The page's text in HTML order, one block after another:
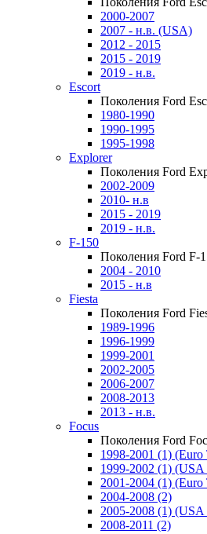
2000-2007
2007 - н.в. (USA)
2012 - 2015
2015 - 2019
2019 - н.в.
Escort
Поколения Ford
1980-1990
1990-1995
1995-1998
Explorer
Поколения Ford
2002-2009
2010- н.в
2015 - 2019
2019 - н.в.
F-150
Поколения Ford F-
2004 - 2010
2015 - н.в
Fiesta
Поколения Ford
1989-1996
1996-1999
1999-2001
2002-2005
2006-2007
2008-2013
2013 - н.в.
Focus
Поколения Ford
1998-2001 (1) (Euro
1999-2002 (1) (USA
2001-2004 (1) (Euro
2004-2008 (2)
2005-2008 (1) (USA
2008-2011 (2)